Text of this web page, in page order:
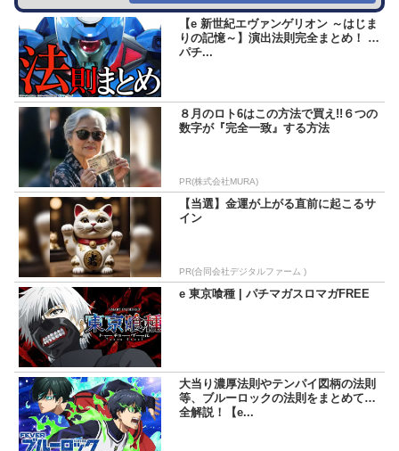
【e 新世紀エヴァンゲリオン ～はじま
りの記憶～】演出法則完全まとめ！ |
パチ...
８月のロト6はこの方法で買え!!６つの
数字が『完全一致』する方法
PR(株式会社MURA)
【当選】金運が上がる直前に起こるサ
イン
PR(合同会社デジタルファーム )
e 東京喰種 | パチマガスロマガFREE
大当り濃厚法則やテンパイ図柄の法則
等、ブルーロックの法則をまとめて完
全解説！【e...